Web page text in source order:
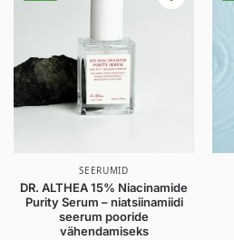
SEERUMID
DR. ALTHEA 15% Niacinamide
Purity Serum – niatsiinamiidi
seerum pooride
vähendamiseks